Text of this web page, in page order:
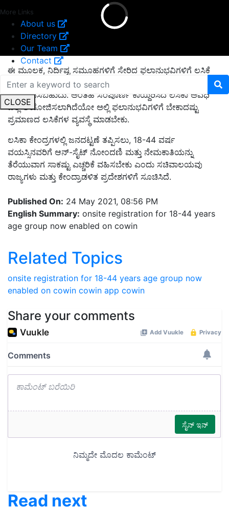
More Links
About us
Directory
Our Team
Contact
CLOSE
ಈ ಮೂಲಕ, ನಿರ್ದಿಷ್ಟ ಸಮೂಹಗಳಿಗೆ ಸೇರಿದ ಫಲಾನುಭವಿಗಳಿಗೆ ಲಸಿಕೆ
ಒದಗಿಸಲು ಸಂಪೂರ್ಣ ಕಾಯ್ದಿರಿಸಿದ ಅವಧಿಗಳನ್ನು ಸಹ
ಆಯೋಜಿಸಬಹುದು. ಅಂತಹ ಸಂಪೂರ್ಣ ಕಾಯ್ದಿರಿಸಿದ ಲಸಿಕಾ ಅವಧಿ
ಎಲ್ಲಿ ಆಯೋಜಿಸಲಾಗಿದೆಯೋ ಅಲ್ಲಿ ಫಲಾನುಭವಿಗಳಿಗೆ ಬೇಕಾದಷ್ಟು
ಪ್ರಮಾಣದ ಲಸಿಕೆಗಳ ವ್ಯವಸ್ಥೆ ಮಾಡಬೇಕು.
ಲಸಿಕಾ ಕೇಂದ್ರಗಳಲ್ಲಿ ಜನದಟ್ಟಣೆ ತಪ್ಪಿಸಲು, 18-44 ವರ್ಷ
ವಯಸ್ಸಿನವರಿಗೆ ಆನ್-ಸೈಟ್ ನೋಂದಣಿ ಮತ್ತು ನೇಮಕಾತಿಯನ್ನು
ತೆರೆಯುವಾಗ ಸಾಕಷ್ಟು ಎಚ್ಚರಿಕೆ ವಹಿಸಬೇಕು ಎಂದು ಸಚಿವಾಲಯವು
ರಾಜ್ಯಗಳು ಮತ್ತು ಕೇಂದ್ರಾಡಳಿತ ಪ್ರದೇಶಗಳಿಗೆ ಸೂಚಿಸಿದೆ.
Published On: 24 May 2021, 08:56 PM
English Summary: onsite registration for 18-44 years
age group now enabled on cowin
Related Topics
onsite registration for 18-44 years age group now
enabled on cowin cowin app cowin
Share your comments
Read next